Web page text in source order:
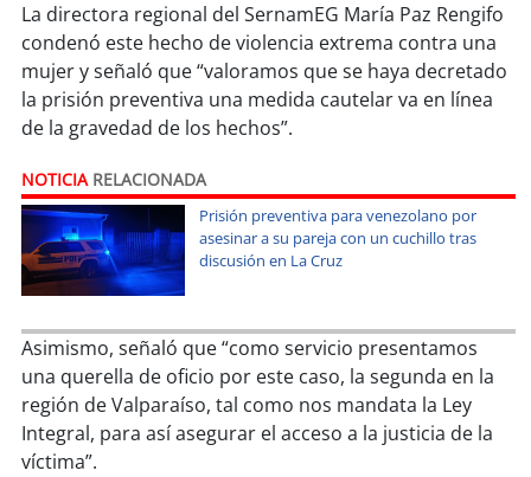
soycopiapó
soyvalparaíso
soysanantonio
soychillán
soysancarlos
soy talcahuano
soyconcepción
La directora regional del SernamEG María Paz Rengifo
condenó este hecho de violencia extrema contra una
mujer y señaló que “valoramos que se haya decretado
la prisión preventiva una medida cautelar va en línea
de la gravedad de los hechos”.
NOTICIARELACIONADA
Prisión preventiva para venezolano por
asesinar a su pareja con un cuchillo tras
discusión en La Cruz
Asimismo, señaló que “como servicio presentamos
una querella de oficio por este caso, la segunda en la
región de Valparaíso, tal como nos mandata la Ley
Integral, para así asegurar el acceso a la justicia de la
víctima”.